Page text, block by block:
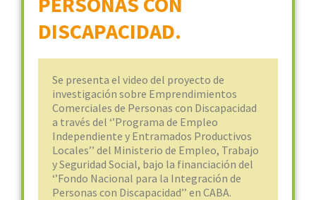
DISCAPACIDAD.
Se presenta el video del proyecto de
investigación sobre Emprendimientos
Comerciales de Personas con Discapacidad
a través del ‘’Programa de Empleo
Independiente y Entramados Productivos
Locales’’ del Ministerio de Empleo, Trabajo
y Seguridad Social, bajo la financiación del
‘’Fondo Nacional para la Integración de
Personas con Discapacidad’’ en CABA.